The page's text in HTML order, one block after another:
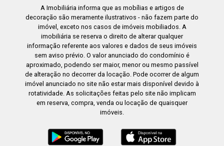
A Imobiliária informa que as mobílias e artigos de
decoração são meramente ilustrativos - não fazem parte do
imóvel, exceto nos casos de imóveis mobiliados. A
imobiliária se reserva o direito de alterar qualquer
informação referente aos valores e dados de seus imóveis
sem aviso prévio. O valor anunciado do condomínio é
aproximado, podendo ser maior, menor ou mesmo passível
de alteração no decorrer da locação. Pode ocorrer de algum
imóvel anunciado no site não estar mais disponível devido à
rotatividade. As solicitações feitas pelo site não implicam
em reserva, compra, venda ou locação de quaisquer
imóveis.